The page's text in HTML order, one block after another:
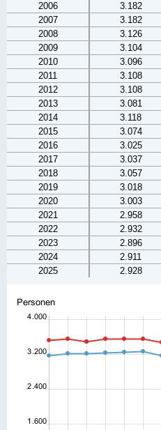
2006
3.182
2007
3.182
2008
3.126
2009
3.104
2010
3.096
2011
3.108
2012
3.108
2013
3.081
2014
3.118
2015
3.074
2016
3.025
2017
3.037
2018
3.057
2019
3.018
2020
3.003
2021
2.958
2022
2.932
2023
2.896
2024
2.911
2025
2.928